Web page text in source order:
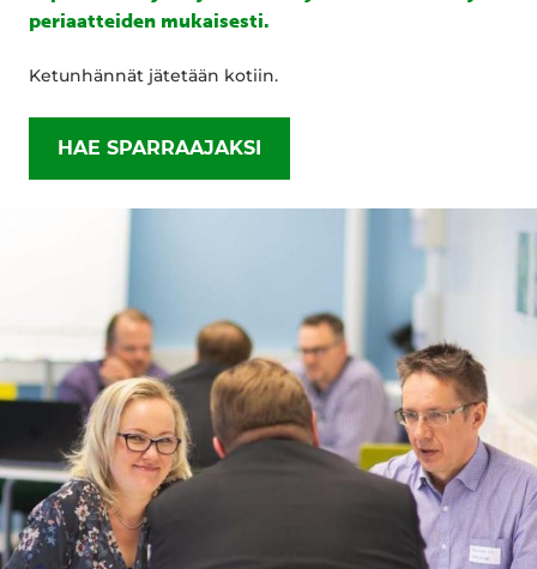
periaatteiden mukaisesti.
Ketunhännät jätetään kotiin.
HAE SPARRAAJAKSI